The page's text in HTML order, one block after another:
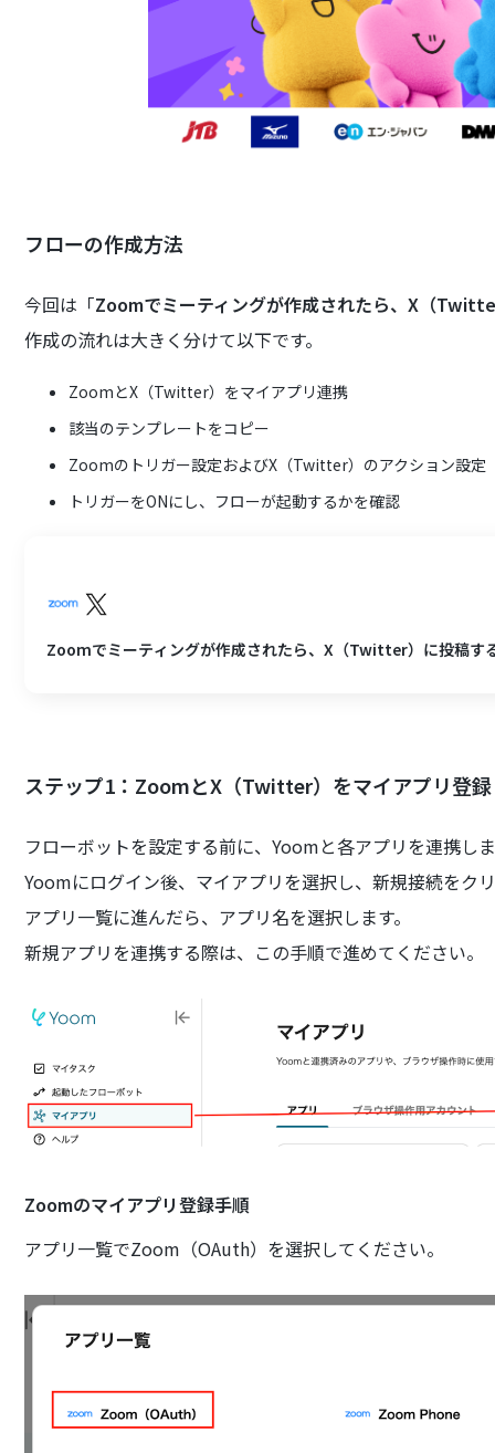
フローの作成方法
今回は「Zoomでミーティングが作成されたら、X（
作成の流れは大きく分けて以下です。
ZoomとX（Twitter）をマイアプリ連携
該当のテンプレートをコピー
Zoomのトリガー設定およびX（Twitter）のアクション設定
トリガーをONにし、フローが起動するかを確認
Zoomでミーティングが作成されたら、X（Twitter）に投稿す
ステップ1：ZoomとX（Twitter）をマイアプリ登
フローボットを設定する前に、Yoomと各アプリを連携し
Yoomにログイン後、マイアプリを選択し、新規接続をク
アプリ一覧に進んだら、アプリ名を選択します。
新規アプリを連携する際は、この手順で進めてください。
Zoomのマイアプリ登録手順
アプリ一覧でZoom（OAuth）を選択してください。